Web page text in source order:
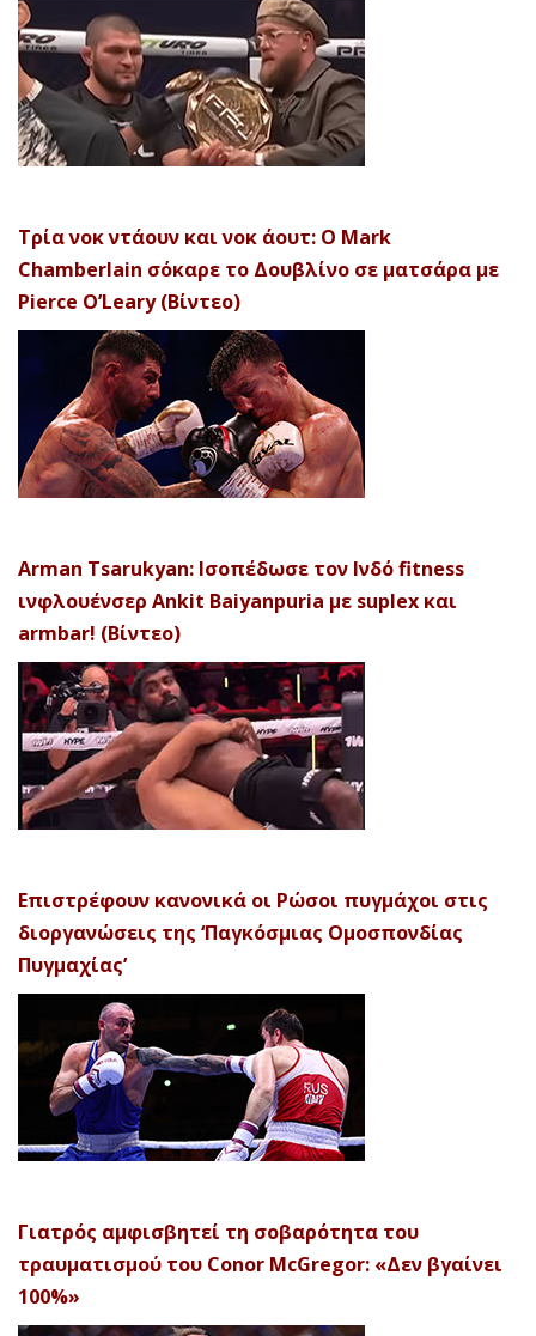
Τρία νοκ ντάουν και νοκ άουτ: Ο Mark
Chamberlain σόκαρε το Δουβλίνο σε ματσάρα με
Pierce O’Leary (Βίντεο)
Arman Tsarukyan: Ισοπέδωσε τον Ινδό fitness
ινφλουένσερ Ankit Baiyanpuria με suplex και
armbar! (Βίντεο)
Επιστρέφουν κανονικά οι Ρώσοι πυγμάχοι στις
διοργανώσεις της ‘Παγκόσμιας Ομοσπονδίας
Πυγμαχίας’
Γιατρός αμφισβητεί τη σοβαρότητα του
τραυματισμού του Conor McGregor: «Δεν βγαίνει
100%»